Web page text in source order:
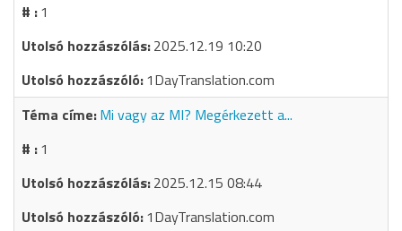
1
2025.12.19 10:20
1DayTranslation.com
Mi vagy az MI? Megérkezett a...
1
2025.12.15 08:44
1DayTranslation.com